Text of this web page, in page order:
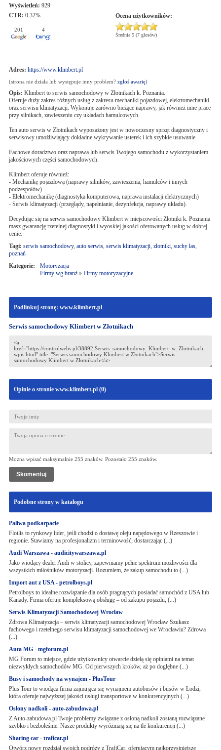
Wyświetleń: 929
CTR: 0.32%
201 4
Ocena użytkowników:
Średnia 5 (7 głosów)
Adres: https://www.klimbert.pl
(strona nie działa lub występuje inny problem? zgłoś awarię)
Opis: Klimbert to serwis samochodowy w Złotnikach k. Poznania.
Oferuje duży zakres różnych usług z zakresu mechaniki pojazdowej, elektromechaniki
oraz serwisu klimatyzacji. Wykonuje zarówno bieżące naprawy, jak również inne prace
przy silnikach, zawieszeniu czy układach hamulcowych.
Ten auto serwis w Złotnikach wyposażony jest w nowoczesny sprzęt diagnostyczny i
serwisowy umożliwiający dokładne wykrywanie usterek i ich szybkie usuwanie.
Fachowe doradztwo oraz naprawa lub serwis Twojego samochodu z wykorzystaniem
jakościowych części samochodowych.
Klimbert oferuje również:
- Mechanikę pojazdową (naprawy silników, zawieszenia, hamulców i innych
podzespołów)
- Elektromechanikę (diagnostyka komputerowa, naprawa instalacji elektrycznych)
- Serwis klimatyzacji (przeglądy, napełnianie, dezynfekcja, naprawy układu).
Decydując się na serwis samochodowy Klimbert w miejscowości Złotniki k. Poznania
masz gwarancję rzetelnej diagnostyki i wyoskiej jakości oferowanych usług w dobrej
cenie.
Tagi: serwis samochodowy, auto serwis, serwis klimatyzacji, złotniki, suchy las,
poznań
Kategorie:
Motoryzacja
Firmy wg branż» Firmy motoryzacyjne
Podlinkuj stronę: www.klimbert.pl
Serwis samochodowy Klimbert w Złotnikach
Opinie o stronie www.klimbert.pl (0)
Można wpisać maksymalnie 255 znaków. Pozostało 255 znaków.
Podobne strony w katalogu
Paliwa podkarpacie
Flotlis to rynkowy lider, jeśli chodzi o dostawę oleju napędowego w Rzeszowie i
regionie. Stawiamy na profesjonalizm i terminowość, dostarczając (...)
Audi Warszawa - audicitywarszawa.pl
Jako wiodący dealer Audi w stolicy, zapewniamy pełne spektrum możliwości dla
wszystkich miłośników motoryzacji. Rozumiem, że zakup samochodu to (...)
Import aut z USA - petrolboys.pl
Petrolboys to idealne rozwiązanie dla osób pragnących posiadać samochód z USA lub
Kanady. Firma oferuje kompleksową obsługę – od zakupu pojazdu, (...)
Serwis Klimatyzacji Samochodowej Wrocław
Zdrowa Klimatyzacja – serwis klimatyzacji samochodowej Wrocław Szukasz
fachowego i rzetelnego serwisu klimatyzacji samochodowej we Wrocławiu? Zdrowa
(...)
Auta MG - mgforum.pl
MG Forum to miejsce, gdzie użytkownicy otwarcie dzielą się opiniami na temat
niezwykłych samochodów MG. Od pierwszych kroków, aż po dogłębne (...)
Busy i samochody na wynajem - PlusTour
Plus Tour to wiodąca firma zajmująca się wynajmem autobusów i busów w Łodzi,
która oferuje najwyższej jakości usługi transportowe w konkurencyjnych (...)
Osłony nadkoli - auto-zabudowa.pl
Z Auto-zabudowa.pl Twoje problemy związane z osłoną nadkoli zostaną rozwiązane
szybko i bezboleśnie. Nasze produkty wyróżniają się na tle konkurencji (...)
Sharing car - traficar.pl
Otwórz nowy rozdział swoich podróży z TrafiCar, oferującym najkorzystniejsze